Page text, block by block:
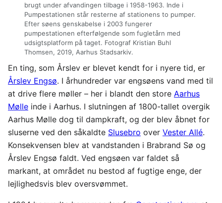
brugt under afvandingen tilbage i 1958-1963. Inde i
Pumpestationen står resterne af stationens to pumper.
Efter søens genskabelse i 2003 fungerer
pumpestationen efterfølgende som fugletårn med
udsigtsplatform på taget. Fotograf Kristian Buhl
Thomsen, 2019, Aarhus Stadsarkiv.
En ting, som Årslev er blevet kendt for i nyere tid, er
Årslev Engsø. I århundreder var engsøens vand med til
at drive flere møller – her i blandt den store Aarhus
Mølle inde i Aarhus. I slutningen af 1800-tallet overgik
Aarhus Mølle dog til dampkraft, og der blev åbnet for
sluserne ved den såkaldte Slusebro over Vester Allé.
Konsekvensen blev at vandstanden i Brabrand Sø og
Årslev Engsø faldt. Ved engsøen var faldet så
markant, at området nu bestod af fugtige enge, der
lejlighedsvis blev oversvømmet.